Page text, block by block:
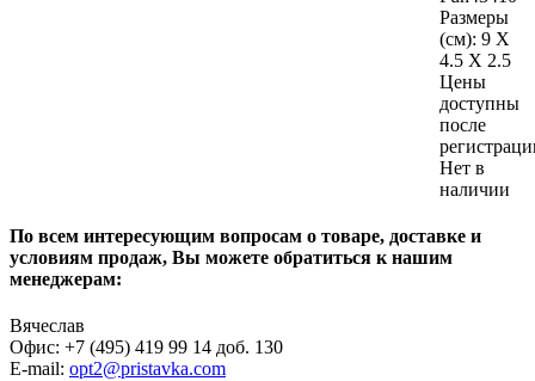
Размеры
(см): 9 X
4.5 X 2.5
Цены
доступны
после
Нет в
наличии
По всем интересующим вопросам о товаре, доставке и
условиям продаж, Вы можете обратиться к нашим
менеджерам:
Вячеслав
Офис: +7 (495) 419 99 14 доб. 130
E-mail: opt2@pristavka.com